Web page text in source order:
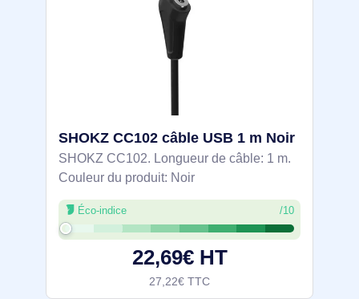
SHOKZ CC102 câble USB 1 m Noir
SHOKZ CC102. Longueur de câble: 1 m.
Couleur du produit: Noir
Éco-indice /10
22,69€ HT
27,22€ TTC